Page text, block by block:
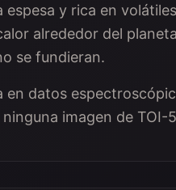
y rica en
alrededor del
se fundieran.
en datos
imagen de TOI-